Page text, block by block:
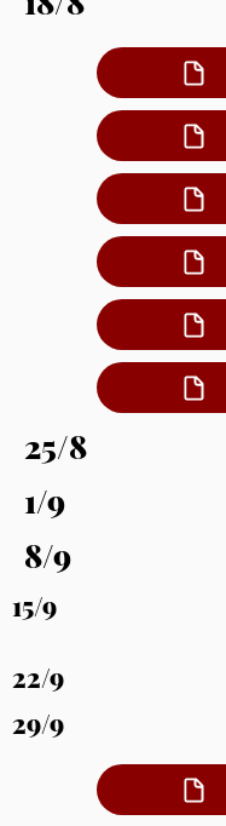
25/8
1/9
8/9
15/9
22/9
29/9